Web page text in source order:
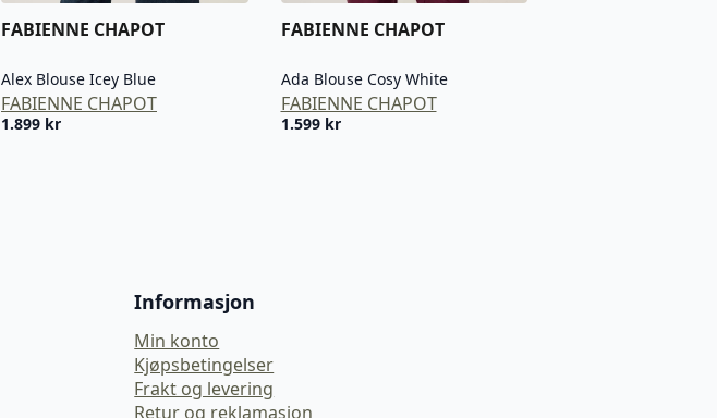
FABIENNE CHAPOT
Alex Blouse Icey Blue
FABIENNE CHAPOT
1.899 kr
FABIENNE CHAPOT
Ada Blouse Cosy White
FABIENNE CHAPOT
1.599 kr
Informasjon
Min konto
Kjøpsbetingelser
Frakt og levering
Retur og reklamasjon